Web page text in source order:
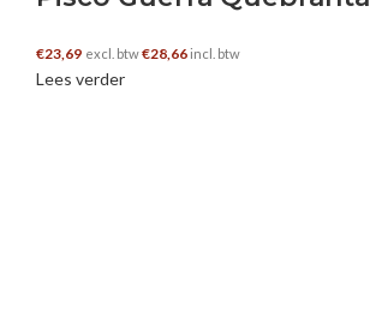
€23,69 excl. btw€28,66 incl. btw
Lees verder